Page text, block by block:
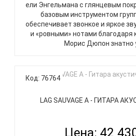
ели Энгельмана с глянцевым
базовым инструментом
обеспечивает звонкое и яркое
и «ровными» нотами благодаря
Морис Дюпон знатно
Код: 76764
LAG SAUVAGE A - ГИТАРА
Цена: 42